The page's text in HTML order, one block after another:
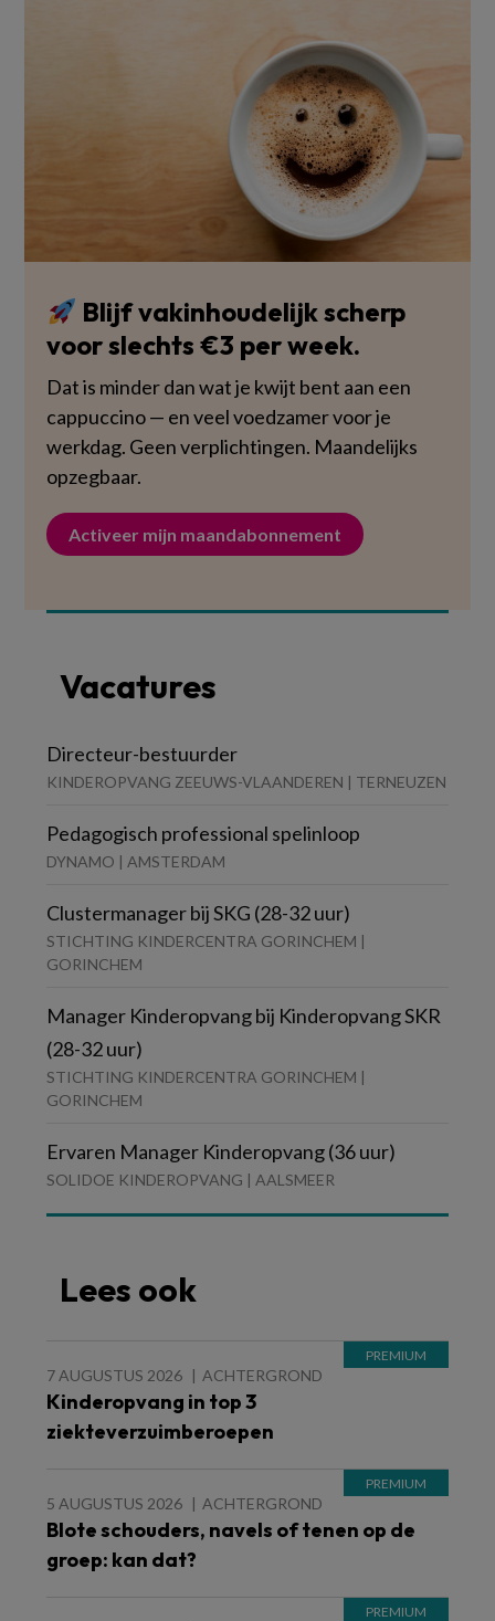
Blijf vakinhoudelijk scherp
voor slechts €3 per week.
Dat is minder dan wat je kwijt bent aan een
cappuccino — en veel voedzamer voor je
werkdag. Geen verplichtingen. Maandelijks
opzegbaar.
Activeer mijn maandabonnement
Vacatures
Directeur-bestuurder
KINDEROPVANG ZEEUWS-VLAANDEREN | TERNEUZEN
Pedagogisch professional spelinloop
DYNAMO | AMSTERDAM
Clustermanager bij SKG (28-32 uur)
STICHTING KINDERCENTRA GORINCHEM |
GORINCHEM
Manager Kinderopvang bij Kinderopvang SKR
(28-32 uur)
STICHTING KINDERCENTRA GORINCHEM |
GORINCHEM
Ervaren Manager Kinderopvang (36 uur)
SOLIDOE KINDEROPVANG | AALSMEER
Lees ook
7 AUGUSTUS 2026 ACHTERGROND
Kinderopvang in top 3
ziekteverzuimberoepen
5 AUGUSTUS 2026 ACHTERGROND
Blote schouders, navels of tenen op de
groep: kan dat?